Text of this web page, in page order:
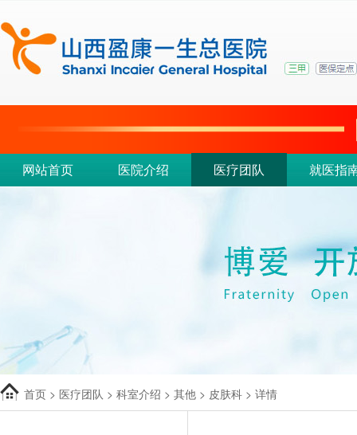
网站首页 医院介绍 医疗团队 就医指
首页 > 医疗团队 > 科室介绍 > 其他 > 皮肤科 > 详情